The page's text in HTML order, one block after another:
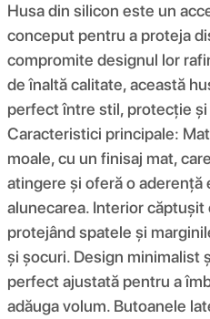
Husa din silicon este un
conceput pentru a proteja
compromite designul lor
de înaltă calitate, această
perfect între stil, protecție
Caracteristici principale:
moale, cu un finisaj mat,
atingere și oferă o aderență
alunecarea. Interior
protejând spatele și
și șocuri. Design minimalist
perfect ajustată pentru a
adăuga volum. Butoanele